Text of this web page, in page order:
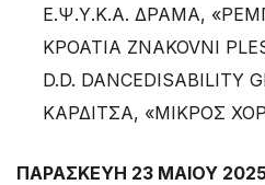
Ε.Ψ.Υ.Κ.Α. ΔΡΑΜΑ,
ΚΡΟΑΤΙΑ ZNAKOVNI
D.D. DANCEDISABILITY
ΚΑΡΔΙΤΣΑ, «ΜΙΚΡΟΣ
ΠΑΡΑΣΚΕΥΗ 23 ΜΑΙΟΥ